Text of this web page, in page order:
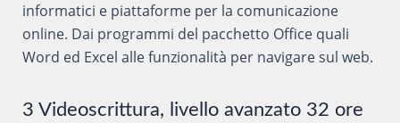
informatici e piattaforme per la comunicazione
online. Dai programmi del pacchetto Office quali
Word ed Excel alle funzionalità per navigare sul web.
3 Videoscrittura, livello avanzato 32 ore